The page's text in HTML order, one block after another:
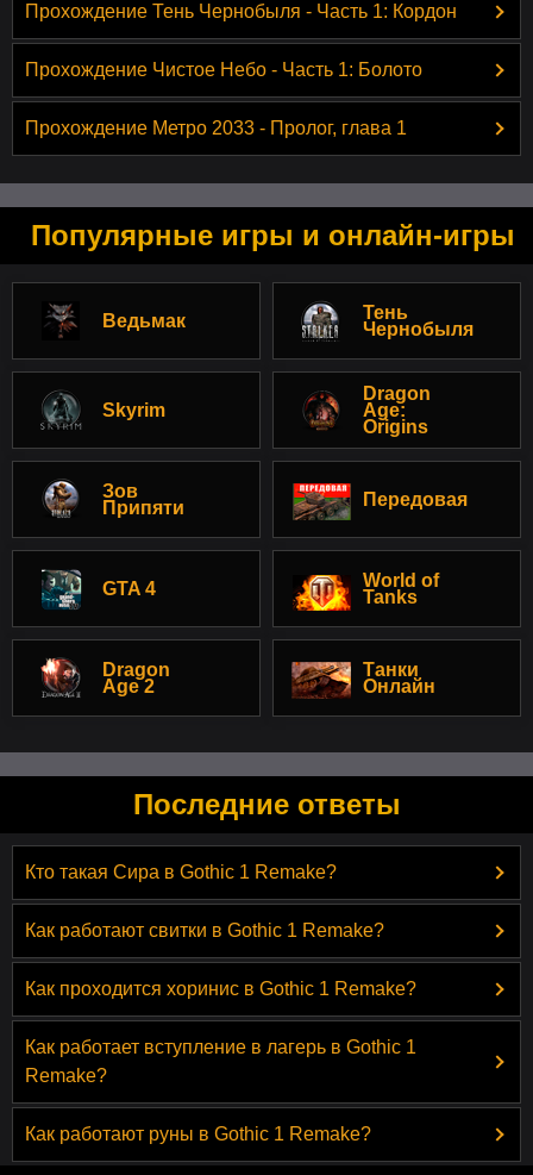
Прохождение Тень Чернобыля - Часть 1: Кордон
Прохождение Чистое Небо - Часть 1: Болото
Прохождение Метро 2033 - Пролог, глава 1
Популярные игры и онлайн-игры
Ведьмак
Тень
Чернобыля
Skyrim
Dragon
Age:
Origins
Зов
Припяти
Передовая
GTA 4
World of
Tanks
Dragon
Age 2
Танки
Онлайн
Последние ответы
Кто такая Сира в Gothic 1 Remake?
Как работают свитки в Gothic 1 Remake?
Как проходится хоринис в Gothic 1 Remake?
Как работает вступление в лагерь в Gothic 1
Remake?
Как работают руны в Gothic 1 Remake?